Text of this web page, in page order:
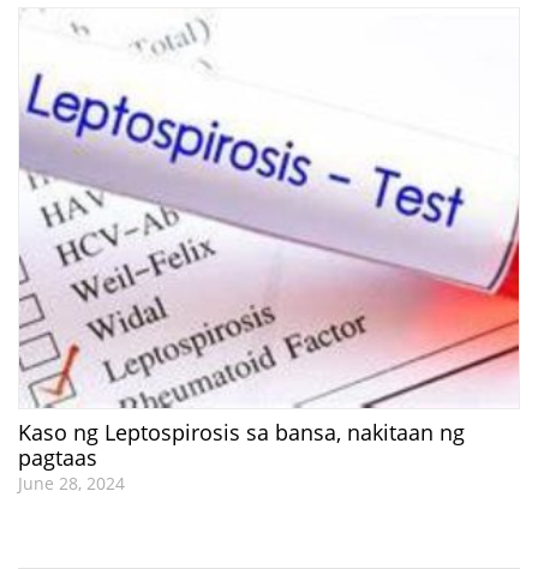
Kaso ng Leptospirosis sa bansa, nakitaan ng
pagtaas
June 28, 2024